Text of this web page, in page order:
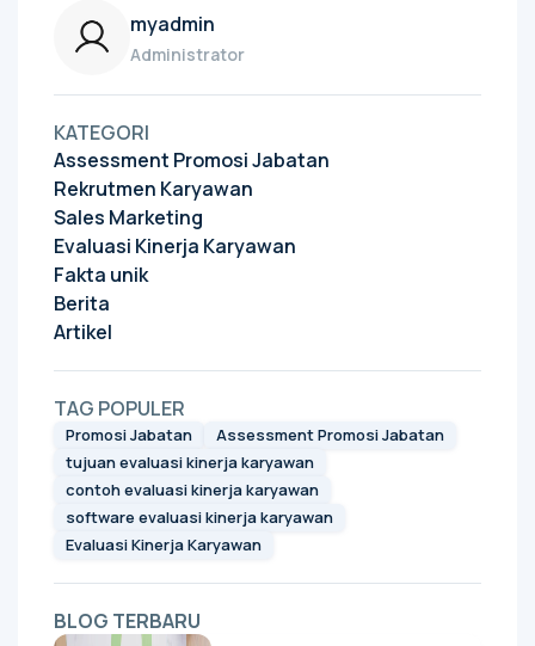
myadmin
Administrator
KATEGORI
Assessment Promosi Jabatan
Rekrutmen Karyawan
Sales Marketing
Evaluasi Kinerja Karyawan
Fakta unik
Berita
Artikel
TAG POPULER
Promosi Jabatan
Assessment Promosi Jabatan
tujuan evaluasi kinerja karyawan
contoh evaluasi kinerja karyawan
software evaluasi kinerja karyawan
Evaluasi Kinerja Karyawan
BLOG TERBARU